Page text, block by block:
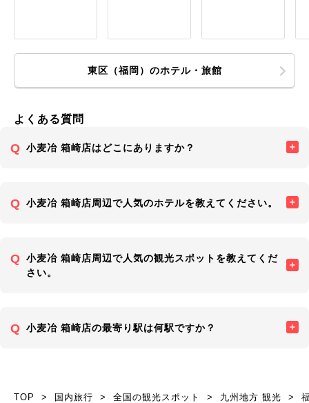
東区（福岡）のホテル・旅館
よくある質問
小麦冶 箱崎店はどこにありますか？
小麦冶 箱崎店周辺で人気のホテルを教えてください。
小麦冶 箱崎店周辺で人気の観光スポットを教えてくだ
さい。
小麦冶 箱崎店の最寄り駅は何駅ですか？
TOP 国内旅行 全国の観光スポット 九州地方 観光